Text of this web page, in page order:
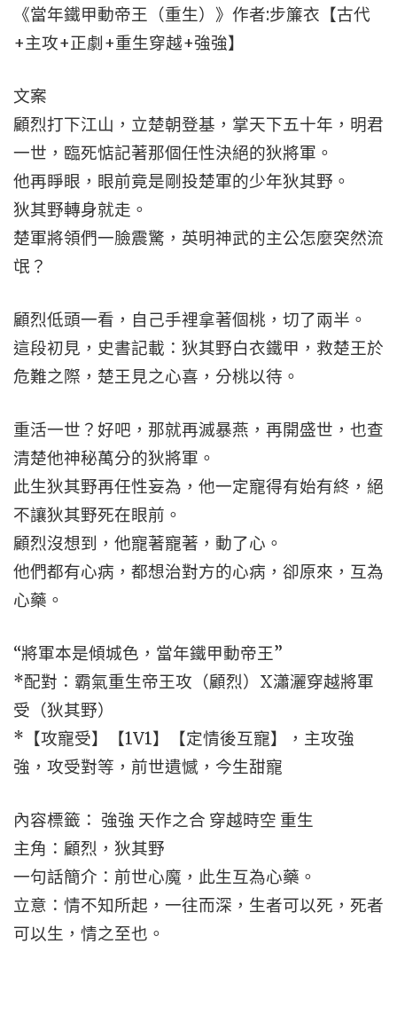
《當年鐵甲動帝王（重生）》作者:步簾衣【古代
+主攻+正劇+重生穿越+強強】
文案
顧烈打下江山，立楚朝登基，掌天下五十年，明君
一世，臨死惦記著那個任性決絕的狄將軍。
他再睜眼，眼前竟是剛投楚軍的少年狄其野。
狄其野轉身就走。
楚軍將領們一臉震驚，英明神武的主公怎麼突然流
氓？
顧烈低頭一看，自己手裡拿著個桃，切了兩半。
這段初見，史書記載：狄其野白衣鐵甲，救楚王於
危難之際，楚王見之心喜，分桃以待。
重活一世？好吧，那就再滅暴燕，再開盛世，也查
清楚他神秘萬分的狄將軍。
此生狄其野再任性妄為，他一定寵得有始有終，絕
不讓狄其野死在眼前。
顧烈沒想到，他寵著寵著，動了心。
他們都有心病，都想治對方的心病，卻原來，互為
心藥。
“將軍本是傾城色，當年鐵甲動帝王”
*配對：霸氣重生帝王攻（顧烈）X瀟灑穿越將軍
受（狄其野）
*【攻寵受】【1V1】【定情後互寵】，主攻強
強，攻受對等，前世遺憾，今生甜寵
內容標籤： 強強 天作之合 穿越時空 重生
主角：顧烈，狄其野
一句話簡介：前世心魔，此生互為心藥。
立意：情不知所起，一往而深，生者可以死，死者
可以生，情之至也。